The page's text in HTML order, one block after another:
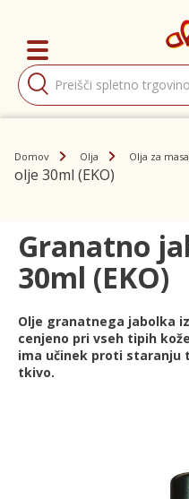
Products
search
Domov Olja Olja za
olje 30ml (EKO)
Granatno
30ml (EKO)
Olje granatnega jabolka
cenjeno pri vseh tipih
ima učinek proti staranju
tkivo.